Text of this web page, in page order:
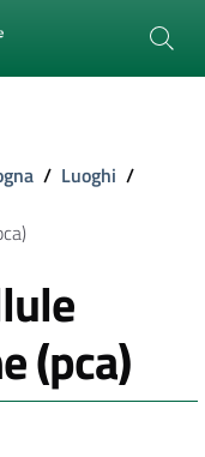
/ Luoghi /
(pca)